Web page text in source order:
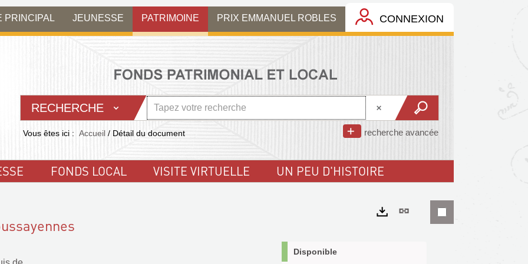
PRINCIPAL JEUNESSE PATRIMOINE PRIX EMMANUEL ROBLES CONNEXION
RECHERCHE
recherche avancée
Vous êtes ici : Accueil / Détail du document
FONDS LOCAL VISITE VIRTUELLE UN PEU D'HISTOIRE
Lien
Disponible